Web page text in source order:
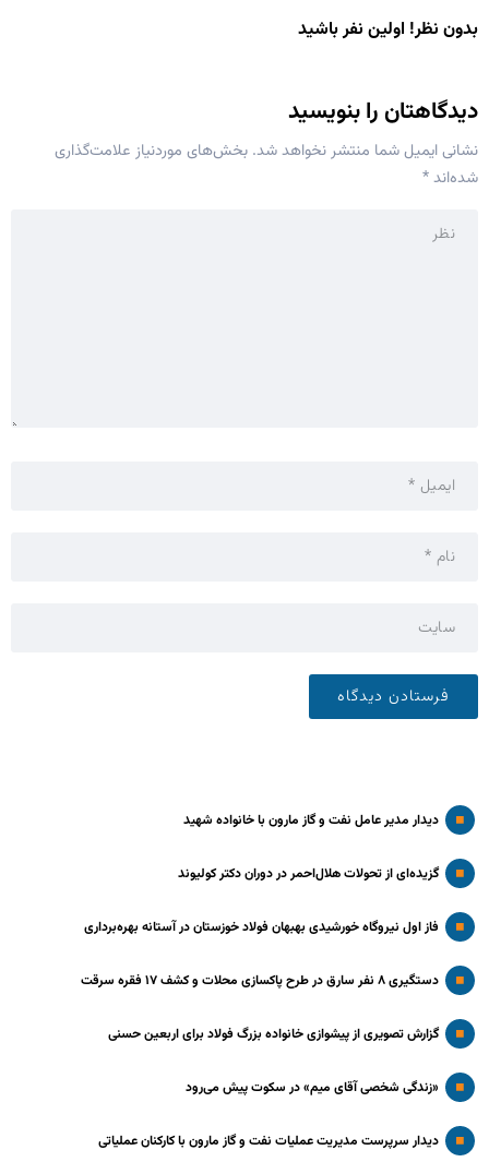
بدون نظر! اولین نفر باشید
دیدگاهتان را بنویسید
نشانی ایمیل شما منتشر نخواهد شد. بخش‌های موردنیاز علامت‌گذاری
شده‌اند*
دیدار مدیر عامل نفت و گاز مارون با خانواده شهید
گزیده‌ای از تحولات هلال‌احمر در دوران دکتر کولیوند
فاز اول نیروگاه خورشیدی بهبهان فولاد خوزستان در آستانه بهره‌برداری
دستگیری ۸ نفر سارق در طرح پاکسازی محلات و کشف ۱۷ فقره سرقت
گزارش تصویری از پیشوازی خانواده بزرگ فولاد برای اربعین حسنی
«زندگی شخصی آقای میم» در سکوت پیش می‌رود
دیدار سرپرست مدیریت عملیات نفت و گاز مارون با کارکنان عملیاتی